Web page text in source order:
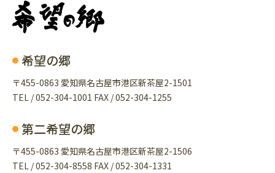
希望の郷
〒455-0863 愛知県名古屋市港区新茶屋2-1501
TEL / 052-304-1001 FAX / 052-304-1255
第二希望の郷
〒455-0863 愛知県名古屋市港区新茶屋2-1506
TEL / 052-304-8558 FAX / 052-304-1331